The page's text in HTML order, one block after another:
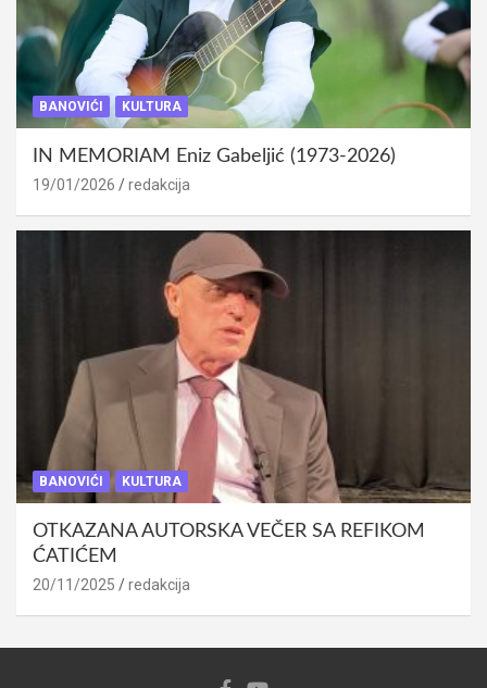
BANOVIĆI KULTURA
IN MEMORIAM Eniz Gabeljić (1973-2026)
19/01/2026 redakcija
BANOVIĆI KULTURA
OTKAZANA AUTORSKA VEČER SA REFIKOM
ĆATIĆEM
20/11/2025 redakcija